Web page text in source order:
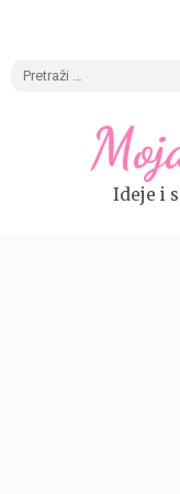
Ideje i